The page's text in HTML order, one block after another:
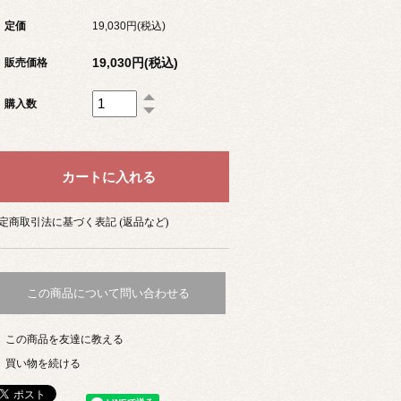
定価 19,030円(税込)
販売価格 19,030円(税込)
購入数
商取引法に基づく表記 (返品など)
この商品について問い合わせる
この商品を友達に教える
買い物を続ける